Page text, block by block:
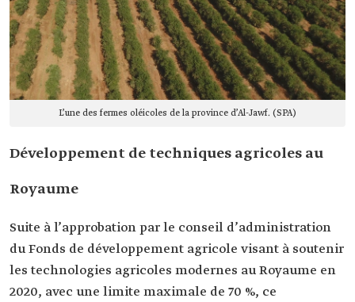
L’une des fermes oléicoles de la province d’Al-Jawf. (SPA)
Développement de techniques agricoles au
Royaume
Suite à l’approbation par le conseil d’administration
du Fonds de développement agricole visant à soutenir
les technologies agricoles modernes au Royaume en
2020, avec une limite maximale de 70 %, ce